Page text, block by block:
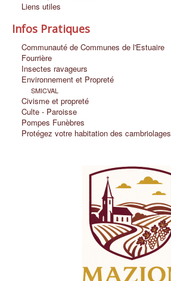
Liens utiles
Infos Pratiques
Communauté de Communes de l'Estuaire
Fourrière
Insectes ravageurs
Environnement et Propreté
SMICVAL
Civisme et propreté
Culte - Paroisse
Pompes Funèbres
Protégez votre habitation des cambriolages